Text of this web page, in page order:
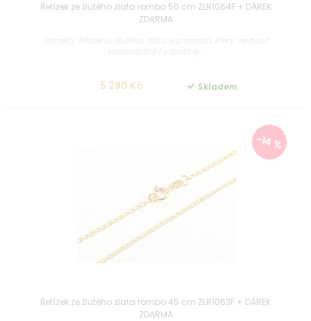
Řetízek ze žlutého zlata rombo 50 cm ZLR1064F + DÁREK
ZDARMA
5 290 Kč Skladem
-14 %
Řetízek ze žlutého zlata rombo 45 cm ZLR1063F + DÁREK
ZDARMA